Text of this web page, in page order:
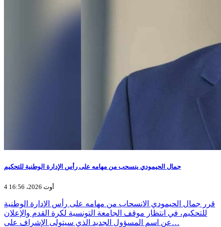
جمال الحيمودي ينسحب من مهامه على رأس الإدارة الوطنية للتحكيم
4 أوت 2026، 16:56
قرر جمال الحيمودي الانسحاب من مهامه على رأس الإدارة الوطنية
للتحكيم، في انتظار موقف الجامعة التونسية لكرة القدم والإعلان
عن اسم المسؤول الجديد الذي سيتولى الإشراف على…